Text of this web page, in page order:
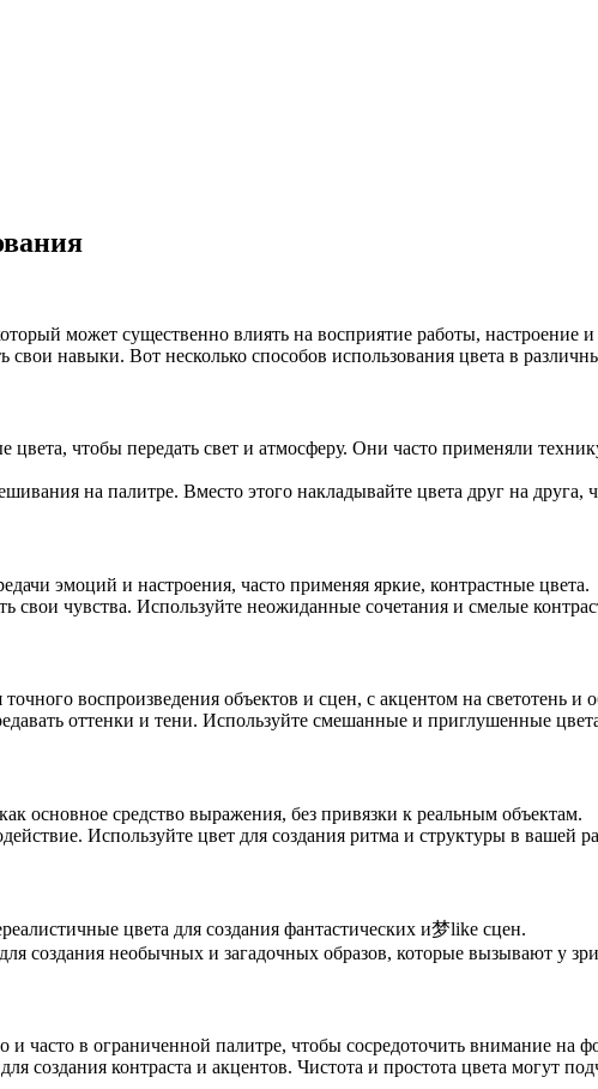
может существенно влиять на восприятие работы, настроение
навыки. Вот несколько способов использования цвета в
чтобы передать свет и атмосферу. Они часто применяли
на палитре. Вместо этого накладывайте цвета друг на друга,
эмоций и настроения, часто применяя яркие, контрастные цвета.
свои чувства. Используйте неожиданные сочетания и смелые
воспроизведения объектов и сцен, с акцентом на светотень и
оттенки и тени. Используйте смешанные и приглушенные
основное средство выражения, без привязки к реальным объектам.
Используйте цвет для создания ритма и структуры в вашей
цвета для создания фантастических и梦like сцен.
создания необычных и загадочных образов, которые вызывают у
и часто в ограниченной палитре, чтобы сосредоточить внимание на
создания контраста и акцентов. Чистота и простота цвета могут